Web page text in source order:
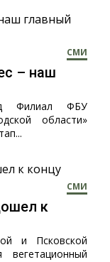
СМИ
– наш
Филиал ФБУ
области»
СМИ
к
и Псковской